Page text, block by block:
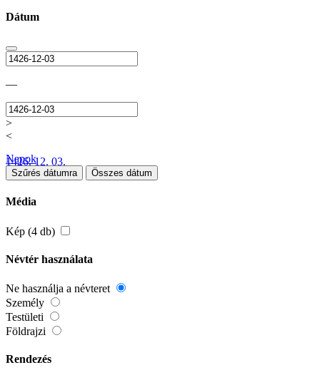
Dátum
—
>
<
1426. 12. 03.
Napok
Szűrés dátumra Összes dátum
Média
Kép (4 db)
Névtér használata
Ne használja a névteret
Személy
Testületi
Földrajzi
Rendezés